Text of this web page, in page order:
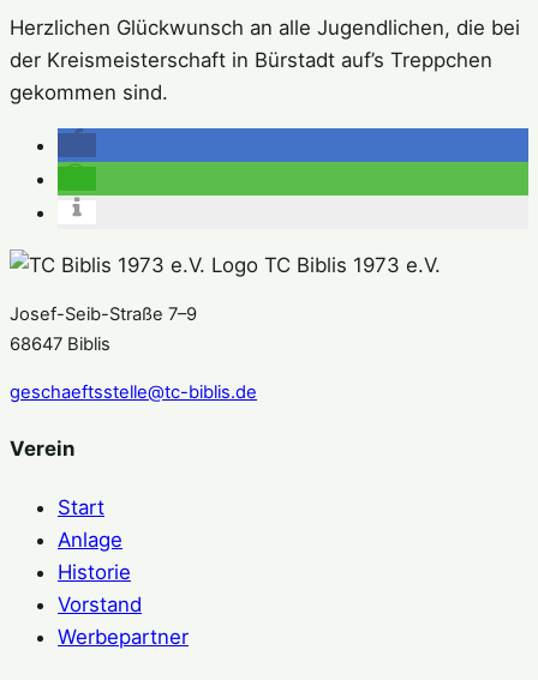
Herzlichen Glückwunsch an alle Jugendlichen, die bei
der Kreismeisterschaft in Bürstadt auf’s Treppchen
gekommen sind.
TC Biblis 1973 e.V.
Josef-Seib-Straße 7–9
68647 Biblis
geschaeftsstelle@tc-biblis.de
Verein
Start
Anlage
Historie
Vorstand
Werbepartner